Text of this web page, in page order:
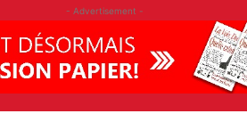
- Advertisement -